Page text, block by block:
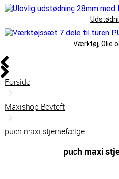
Værktøj, Olie
Forside
Maxishop Bevtoft
puch maxi stjernefælge
puch maxi